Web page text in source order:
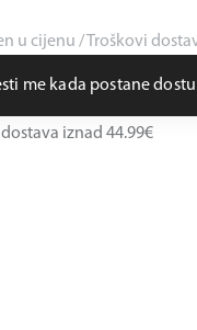
u cijenu / Troškovi
me kada postane
iznad 44.99€